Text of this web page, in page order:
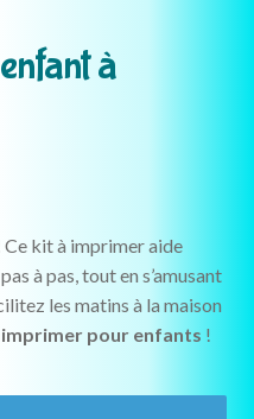
à
Ce kit à imprimer aide
à pas, tout en s’amusant
les matins à la maison
pour enfants !